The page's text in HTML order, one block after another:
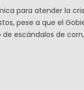
para atender la
pese a que el
escándalos de